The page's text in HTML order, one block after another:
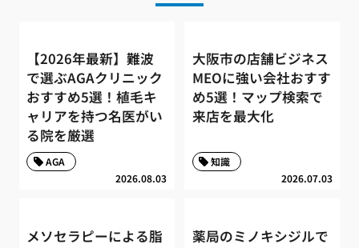
【2026年最新】難波
で選ぶAGAクリニック
おすすめ5選！植毛キ
ャリアを持つ名医がい
る院を厳選
2026.08.03
AGA
大阪市の店舗ビジネス
MEOに強い会社おすす
め5選！マップ検索で
来店を最大化
2026.07.03
知識
メソセラピーによる脂
薬局のミノキシジルで